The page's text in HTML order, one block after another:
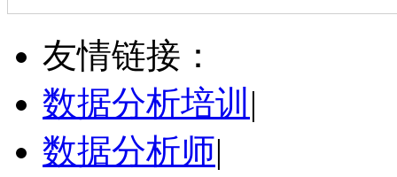
万志宏 天津市
硕导
学校：南开大学
立即咨询
友情链接：
数据分析培训 |
数据分析师|